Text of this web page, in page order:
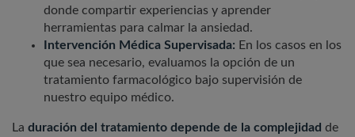
donde compartir experiencias y aprender
herramientas para calmar la ansiedad.
Intervención Médica Supervisada: En los casos en los
que sea necesario, evaluamos la opción de un
tratamiento farmacológico bajo supervisión de
nuestro equipo médico.
La duración del tratamiento depende de la complejidad de